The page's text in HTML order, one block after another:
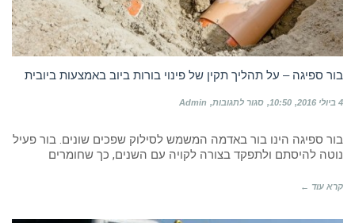
בור ספיגה – על תהליך תקין של פינוי בורות ביוב באמצעות ביובית
4 ביולי 2016 10:50 סגור לתגובות על
–
על
Admin
בור ספיגה הינו בור באדמה המשמש לסילוק שפכים שונים. בור פעיל
נוטה להיסתם ולתפקד בצורה לקויה עם השנים, כך שחומרים
קרא עוד ←